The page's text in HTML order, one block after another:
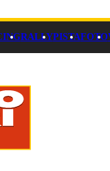
RALLYPISTAFOTO